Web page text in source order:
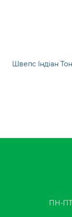
Швепс Індіан
ПН-ПТ